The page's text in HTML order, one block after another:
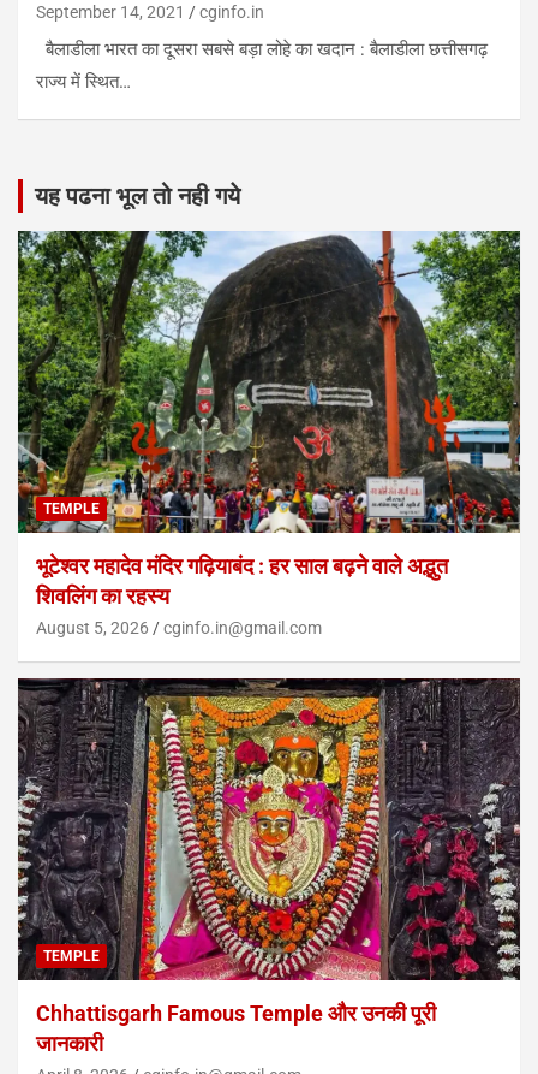
September 14, 2021 cginfo.in
बैलाडीला भारत का दूसरा सबसे बड़ा लोहे का खदान : बैलाडीला छत्तीसगढ़
राज्य में स्थित…
यह पढना भूल तो नही गये
TEMPLE
भूटेश्वर महादेव मंदिर गढ़ियाबंद : हर साल बढ़ने वाले अद्भुत
शिवलिंग का रहस्य
August 5, 2026 cginfo.in@gmail.com
TEMPLE
Chhattisgarh Famous Temple और उनकी पूरी
जानकारी